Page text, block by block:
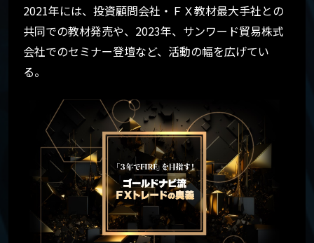
2021年には、投資顧問会社・ＦＸ教材最大手社との
共同での教材発売や、2023年、サンワード貿易株式
会社でのセミナー登壇など、活動の幅を広げてい
る。